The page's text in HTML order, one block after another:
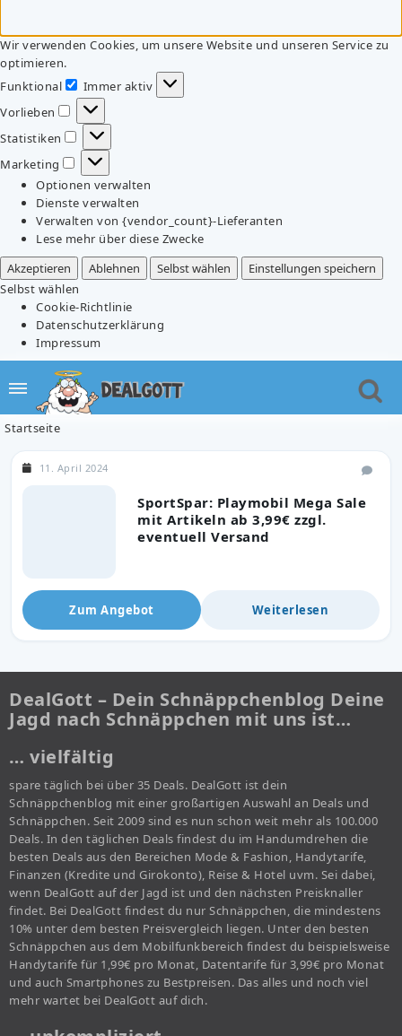
Wir verwenden Cookies, um unsere Website und unseren Service zu
optimieren.
Funktional
Funktional
Immer aktiv
Vorlieben
Vorlieben
Statistiken
Statistiken
Marketing
Marketing
Optionen verwalten
Dienste verwalten
Verwalten von {vendor_count}-Lieferanten
Lese mehr über diese Zwecke
Akzeptieren
Ablehnen Selbst wählen
Einstellungen speichern
Selbst wählen
Cookie-Richtlinie
Datenschutzerklärung
Impressum
Startseite
SportSpar: Playmobil Mega Sale
mit Artikeln ab 3,99€ zzgl.
eventuell Versand
11. April 2024
Zum Angebot Weiterlesen
DealGott – Dein Schnäppchenblog Deine
Jagd nach Schnäppchen mit uns ist…
… vielfältig
spare täglich bei über 35 Deals. DealGott ist dein
Schnäppchenblog mit einer großartigen Auswahl an Deals und
Schnäppchen. Seit 2009 sind es nun schon weit mehr als 100.000
Deals. In den täglichen Deals findest du im Handumdrehen die
besten Deals aus den Bereichen Mode & Fashion, Handytarife,
Finanzen (Kredite und Girokonto), Reise & Hotel uvm. Sei dabei,
wenn DealGott auf der Jagd ist und den nächsten Preisknaller
findet. Bei DealGott findest du nur Schnäppchen, die mindestens
10% unter dem besten Preisvergleich liegen. Unter den besten
Schnäppchen aus dem Mobilfunkbereich findest du beispielsweise
Handytarife für 1,99€ pro Monat, Datentarife für 3,99€ pro Monat
und auch Smartphones zu Bestpreisen. Das alles und noch viel
mehr wartet bei DealGott auf dich.